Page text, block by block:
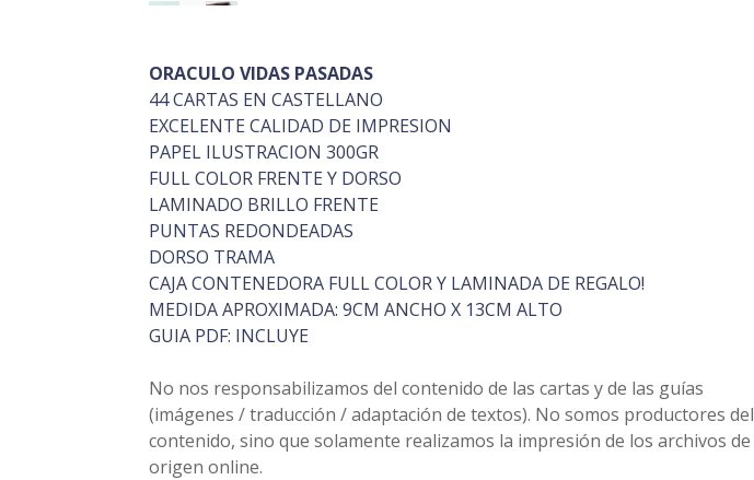
ORACULO VIDAS PASADAS
44 CARTAS EN CASTELLANO
EXCELENTE CALIDAD DE IMPRESION
PAPEL ILUSTRACION 300GR
FULL COLOR FRENTE Y DORSO
LAMINADO BRILLO FRENTE
PUNTAS REDONDEADAS
DORSO TRAMA
CAJA CONTENEDORA FULL COLOR Y LAMINADA DE REGALO!
MEDIDA APROXIMADA: 9CM ANCHO X 13CM ALTO
GUIA PDF: INCLUYE
No nos responsabilizamos del contenido de las cartas y de las guías
(imágenes / traducción / adaptación de textos). No somos productores del
contenido, sino que solamente realizamos la impresión de los archivos de
origen online.